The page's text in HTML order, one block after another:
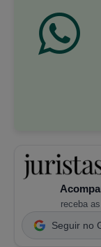
receba
Seguir no